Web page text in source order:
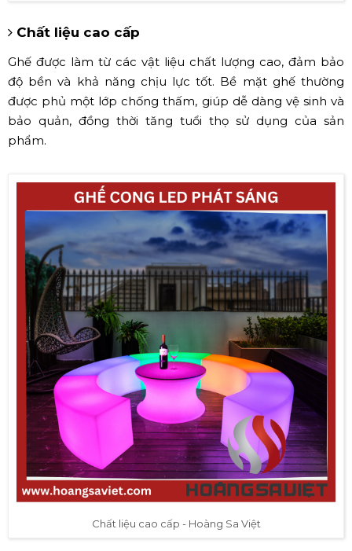
Chất liệu cao cấp
Ghế được làm từ các vật liệu chất lượng cao, đảm bảo
độ bền và khả năng chịu lực tốt. Bề mặt ghế thường
được phủ một lớp chống thấm, giúp dễ dàng vệ sinh và
bảo quản, đồng thời tăng tuổi thọ sử dụng của sản
phẩm.
Chất liệu cao cấp - Hoàng Sa Việt